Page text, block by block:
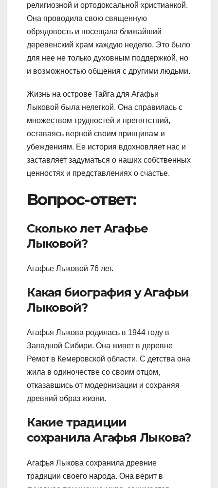
религиозной и ортодоксальной христианкой.
Она проводила свою священную
обрядовость и посещала ближайший
деревенский храм каждую неделю. Это было
для нее не только духовным поддержкой, но
и возможностью общения с другими людьми.
Жизнь на острове Тайга для Агафьи
Лыковой была нелегкой. Она справилась с
множеством трудностей и препятствий,
оставаясь верной своим принципам и
убеждениям. Ее история вдохновляет нас и
заставляет задуматься о наших собственных
ценностях и представлениях о счастье.
Вопрос-ответ:
Сколько лет Агафье
Лыковой?
Агафье Лыковой 76 лет.
Какая биография у Агафьи
Лыковой?
Агафья Лыкова родилась в 1944 году в
Западной Сибири. Она живет в деревне
Ремот в Кемеровской области. С детства она
жила в одиночестве со своим отцом,
отказавшись от модернизации и сохраняя
древний образ жизни.
Какие традиции
сохранила Агафья Лыкова?
Агафья Лыкова сохранила древние
традиции своего народа. Она верит в